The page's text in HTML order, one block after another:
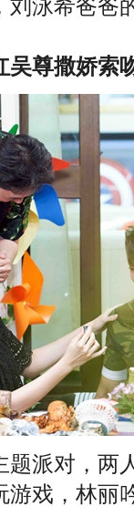
泳希爸爸
吴尊撒娇索
派对，两
戏，林丽